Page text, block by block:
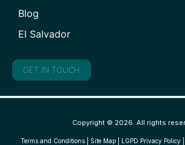
Blog
El Salvador
GET IN TOUCH
Copyright © 2026. All rights
Terms and Conditions| Site Map| LGPD Privacy Policy|